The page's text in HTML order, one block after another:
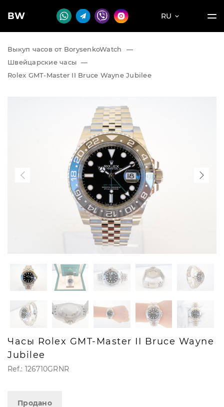
BW RU
Выкуп часов от BorysenkoWatch
—
Швейцарские часы —
Rolex GMT-Master II Bruce Wayne Jubilee
Часы Rolex GMT-Master II Bruce Wayne
Jubilee
Ref.: 126710GRNR
Продано